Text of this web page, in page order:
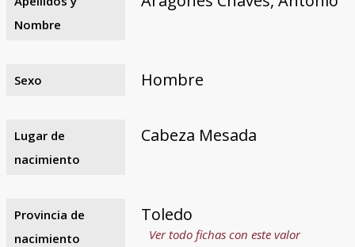
Fuentes documentales
Nombre
Sexo Hombre
Lugar de
nacimiento
Cabeza Mesada
Provincia de
nacimiento
Toledo
Ver todo fichas con este valor